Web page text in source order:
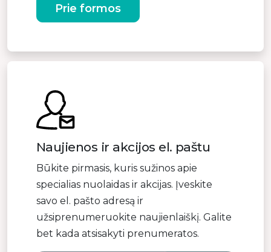
Prie formos
Naujienos ir akcijos el. paštu
Būkite pirmasis, kuris sužinos apie
specialias nuolaidas ir akcijas. Įveskite
savo el. pašto adresą ir
užsiprenumeruokite naujienlaiškį. Galite
bet kada atsisakyti prenumeratos.